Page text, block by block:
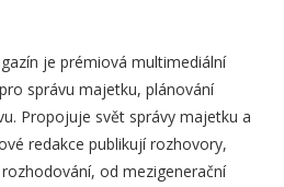
je prémiová multimediální
správu majetku, plánování
Propojuje svět správy majetku a
redakce publikují rozhovory,
od mezigenerační